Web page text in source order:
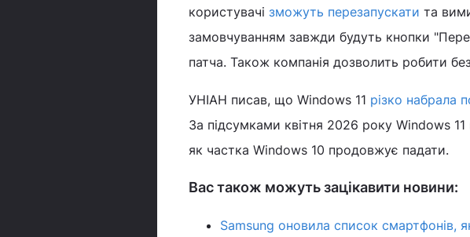
користувачі зможуть перезапускати та
замовчуванням завжди будуть кнопки
патча. Також компанія дозволить робити
УНІАН писав, що Windows 11 різко набрала
За підсумками квітня 2026 року Windows
як частка Windows 10 продовжує падати.
Вас також можуть зацікавити новини:
Samsung оновила список смартфонів,